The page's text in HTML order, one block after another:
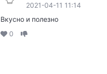
2021-04-11 11:14
Вкусно и полезно
0